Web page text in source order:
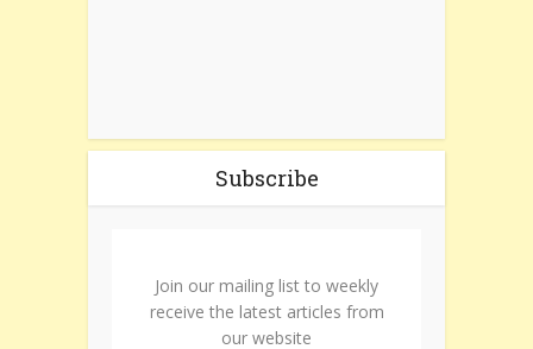
Subscribe
Join our mailing list to weekly
receive the latest articles from
our website